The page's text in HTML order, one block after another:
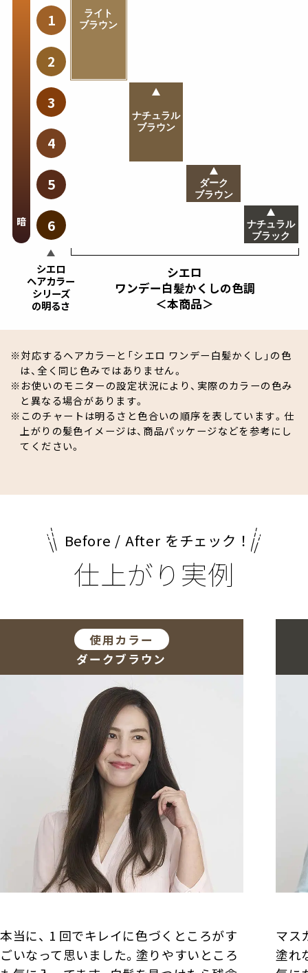
シエロ
ヘアカラー
シリーズ
の明るさ
シエロ
ワンデー白髪かくしの色調
＜本商品＞
暗
1
2
3
4
5
6
ライト
ブラウン
ナチュラル
ブラウン
ダーク
ブラウン
ナチュラル
ブラック
対応するヘアカラーと「シエロ ワンデー白髪かくし」の色
は、全く同じ色みではありません。
お使いのモニターの設定状況により、実際のカラーの色み
と異なる場合があります。
このチャートは明るさと色合いの順序を表しています。仕
上がりの髪色イメージは、商品パッケージなどを参考にし
てください。
Before / After をチェック！
仕上がり実例
使用カラー
ダークブラウン
本当に、 1 回でキレイに色づくところがす
ごいなって思いました。塗りやすいところ
マス
塗れ